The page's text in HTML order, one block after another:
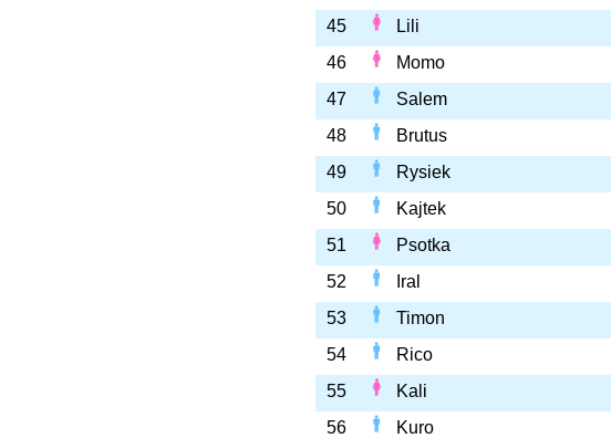
45
Lili
46
Momo
47
Salem
48
Brutus
49
Rysiek
50
Kajtek
51
Psotka
52
Iral
53
Timon
54
Rico
55
Kali
56
Kuro